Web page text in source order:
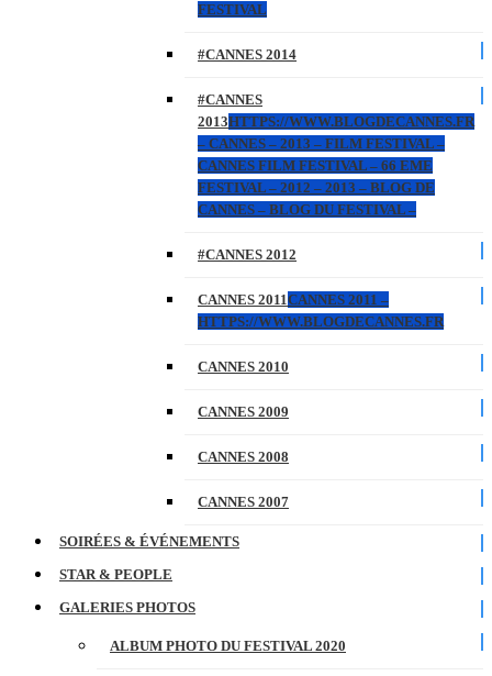
FESTIVAL
#CANNES 2014
#CANNES
2013HTTPS://WWW.BLOGDECANNES.FR
– CANNES – 2013 – FILM FESTIVAL –
CANNES FILM FESTIVAL – 66 EME
FESTIVAL – 2012 – 2013 – BLOG DE
CANNES – BLOG DU FESTIVAL –
#CANNES 2012
CANNES 2011CANNES 2011 –
HTTPS://WWW.BLOGDECANNES.FR
CANNES 2010
CANNES 2009
CANNES 2008
CANNES 2007
SOIRÉES & ÉVÉNEMENTS
STAR & PEOPLE
GALERIES PHOTOS
ALBUM PHOTO DU FESTIVAL 2020